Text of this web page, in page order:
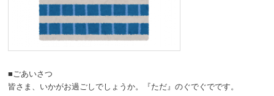
■ごあいさつ
皆さま、いかがお過ごしでしょうか。『ただ』のぐでぐでです。